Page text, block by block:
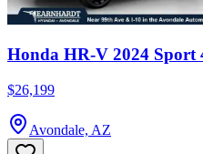
Honda HR-V 2024 Sport
$26,199
Avondale, AZ